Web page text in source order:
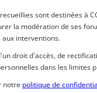
sont destinées à
la modération de ses
interventions.
droit d'accès, de
dans les limites
notre politique de